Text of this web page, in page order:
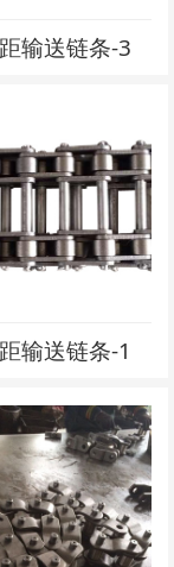
输送链条-3
输送链条-1